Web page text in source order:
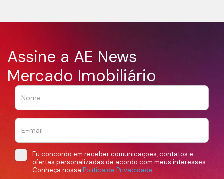
Assine a AE News
Mercado Imobiliário
Eu concordo em receber comunicações, contatos e
ofertas personalizadas de acordo com meus interesses.
Conheça nossa Política de Privacidade.